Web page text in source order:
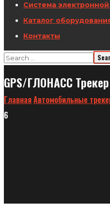
Система
Каталог
Контакты
GPS/ГЛОНАСС
ГлавнаяАвтомобильные
6